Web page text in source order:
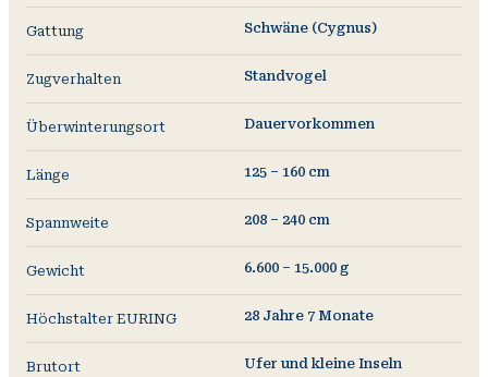
Gattung Schwäne (Cygnus)
Zugverhalten Standvogel
Überwinterungsort Dauervorkommen
Länge 125 – 160 cm
Spannweite 208 – 240 cm
Gewicht 6.600 – 15.000 g
Höchstalter EURING 28 Jahre 7 Monate
Brutort Ufer und kleine Inseln